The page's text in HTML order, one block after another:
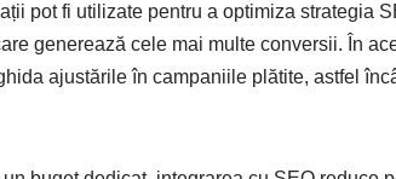
pot fi utilizate pentru a optimiza strategia
generează cele mai multe conversii. În
ajustările în campaniile plătite, astfel